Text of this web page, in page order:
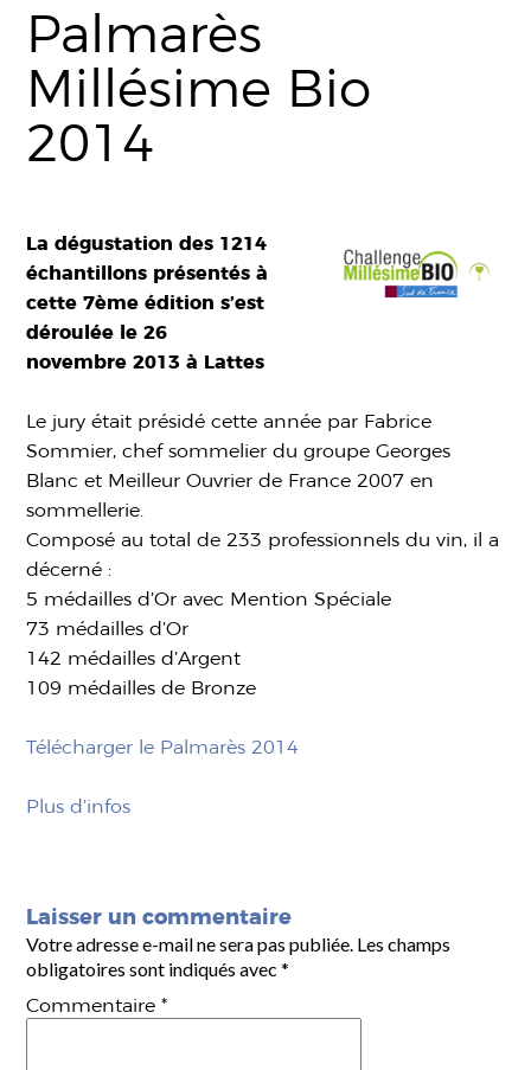
Palmarès
Millésime Bio
2014
La dégustation des 1214
échantillons présentés à
cette 7ème édition s’est
déroulée le 26
novembre 2013 à Lattes
Le jury était présidé cette année par Fabrice
Sommier, chef sommelier du groupe Georges
Blanc et Meilleur Ouvrier de France 2007 en
sommellerie.
Composé au total de 233 professionnels du vin, il a
décerné :
5 médailles d’Or avec Mention Spéciale
73 médailles d’Or
142 médailles d’Argent
109 médailles de Bronze
Télécharger le Palmarès 2014
Plus d’infos
Laisser un commentaire
Votre adresse e-mail ne sera pas publiée. Les champs
obligatoires sont indiqués avec*
Commentaire*